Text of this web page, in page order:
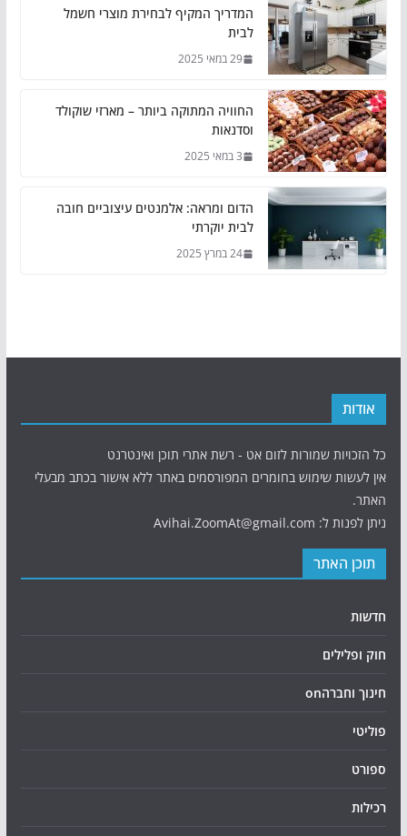
המדריך המקיף לבחירת מוצרי חשמל
לבית
29 במאי 2025
החוויה המתוקה ביותר – מארזי שוקולד
וסדנאות
3 במאי 2025
הדום ומראה: אלמנטים עיצוביים חובה
לבית יוקרתי
24 במרץ 2025
אודות
כל הזכויות שמורות לזום אט - רשת אתרי תוכן ואינטרנט
אין לעשות שימוש בחומרים המפורסמים באתר ללא אישור בכתב מבעלי
האתר.
ניתן לפנות ל: Avihai.ZoomAt@gmail.com
תוכן האתר
חדשות
חוק ופלילים
חינוך וחברהon
פוליטי
ספורט
רכילות